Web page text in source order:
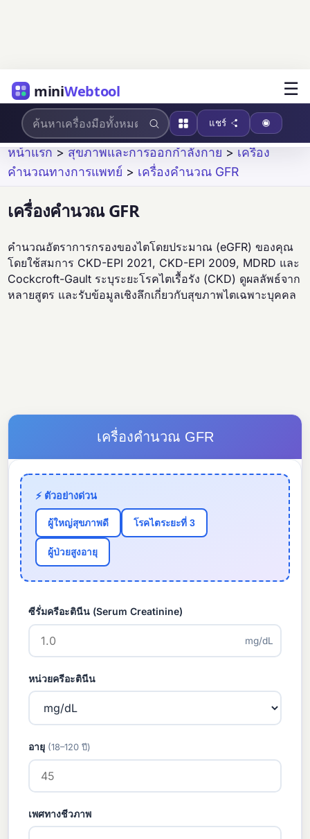
miniWebtool ☰
แชร์
หน้าแรก > สุขภาพและการออกกำลังกาย > เครื่อง
คำนวณทางการแพทย์ > เครื่องคำนวณ GFR
เครื่องคำนวณ GFR
คำนวณอัตราการกรองของไตโดยประมาณ (eGFR) ของคุณ
โดยใช้สมการ CKD-EPI 2021, CKD-EPI 2009, MDRD และ
Cockcroft-Gault ระบุระยะโรคไตเรื้อรัง (CKD) ดูผลลัพธ์จาก
หลายสูตร และรับข้อมูลเชิงลึกเกี่ยวกับสุขภาพไตเฉพาะบุคคล
เครื่องคำนวณ GFR
⚡ ตัวอย่างด่วน
ผู้ใหญ่สุขภาพดี โรคไตระยะที่ 3
ผู้ป่วยสูงอายุ
ซีรั่มครีอะตินีน (Serum Creatinine)
mg/dL
หน่วยครีอะตินีน
อายุ (18–120 ปี)
เพศทางชีวภาพ